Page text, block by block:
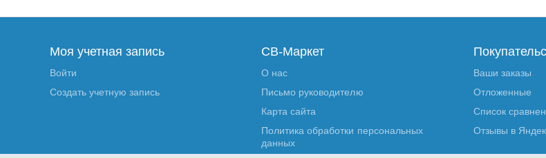
Моя учетная запись
Войти
Создать учетную запись
СВ-Маркет
О нас
Письмо руководителю
Карта сайта
Политика обработки персональных
данных
Ваши заказы
Отложенные
Список
Отзывы в